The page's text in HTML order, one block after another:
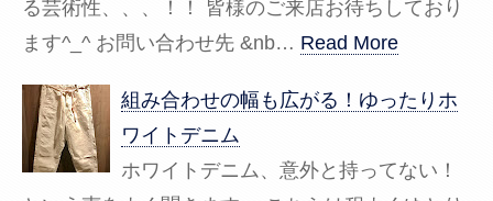
る芸術性、、、！！ 皆様のご来店お待ちしており
ます^_^ お問い合わせ先 &nb… Read More
組み合わせの幅も広がる！ゆったりホ
ワイトデニム
ホワイトデニム、意外と持ってない！